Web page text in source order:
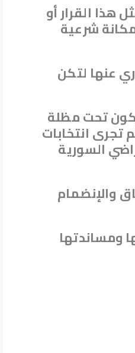
هذا القرار أو
شرعية
عنها لتكن
تحت مظلة
تجرى انتخابات
السورية
والإنضمام
ومساندتها